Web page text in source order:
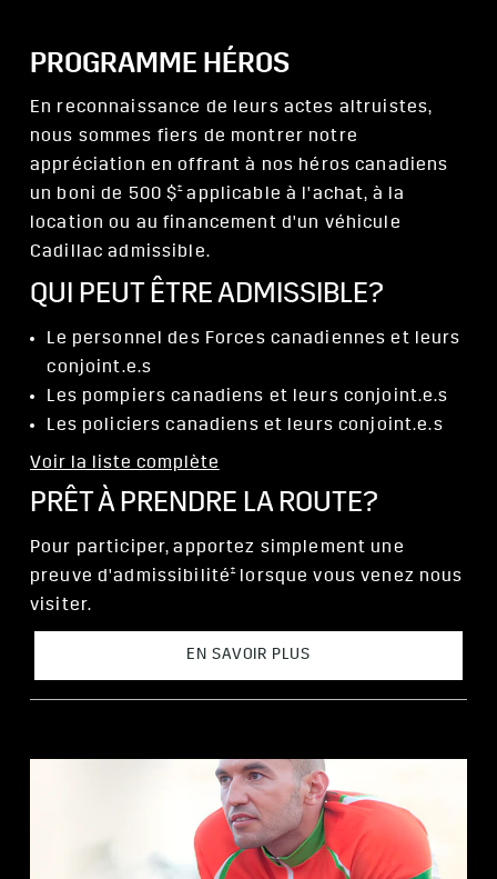
PROGRAMME HÉROS
En reconnaissance de leurs actes altruistes,
nous sommes fiers de montrer notre
appréciation en offrant à nos héros canadiens
un boni de 500 $†applicable à l'achat, à la
location ou au financement d'un véhicule
Cadillac admissible.
QUI PEUT ÊTRE ADMISSIBLE?
Le personnel des Forces canadiennes et leurs
conjoint.e.s
Les pompiers canadiens et leurs conjoint.e.s
Les policiers canadiens et leurs conjoint.e.s
Voir la liste complète
PRÊT À PRENDRE LA ROUTE?
Pour participer, apportez simplement une
preuve d'admissibilité†lorsque vous venez nous
visiter.
EN SAVOIR PLUS